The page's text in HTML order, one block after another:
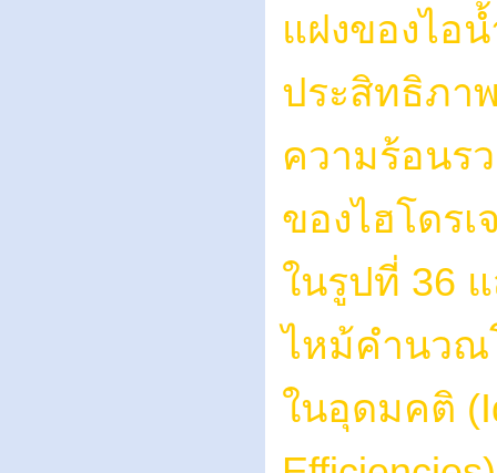
แฝงของไอ
ประสิทธิภา
ความร้อน
ของไฮโดร
ในรูปที่ 36
ไหม้คำนวณ
ในอุดมคติ